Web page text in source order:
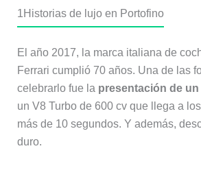
1 Historias de lujo en Portofino
El año 2017, la marca italiana de
Ferrari cumplió 70 años. Una de las
celebrarlo fue la presentación de
un V8 Turbo de 600 cv que llega a
más de 10 segundos. Y además,
duro.